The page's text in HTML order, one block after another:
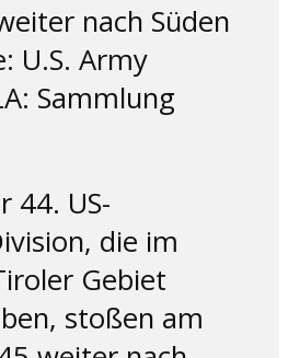
44. US-
die im
Gebiet
stoßen am